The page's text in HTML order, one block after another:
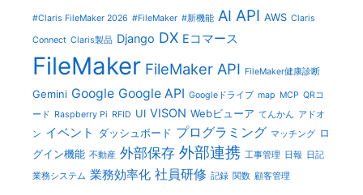
#Claris FileMaker 2026 #FileMaker #新機能 AI API AWS Claris
Connect Claris製品 Django DX Eコマース
FileMaker FileMaker API FileMaker健康診断
Gemini Google Google API Googleドライブ map MCP QRコ
ード Raspberry Pi RFID UI VISON Webビューア てんかん アドオ
ン イベント ダッシュボード プログラミング マッチング ロ
グイン機能 不動産 外部保存 外部連携 工事管理 日報
日記
業務システム 業務効率化 社員研修 記録 関数 顧客管理